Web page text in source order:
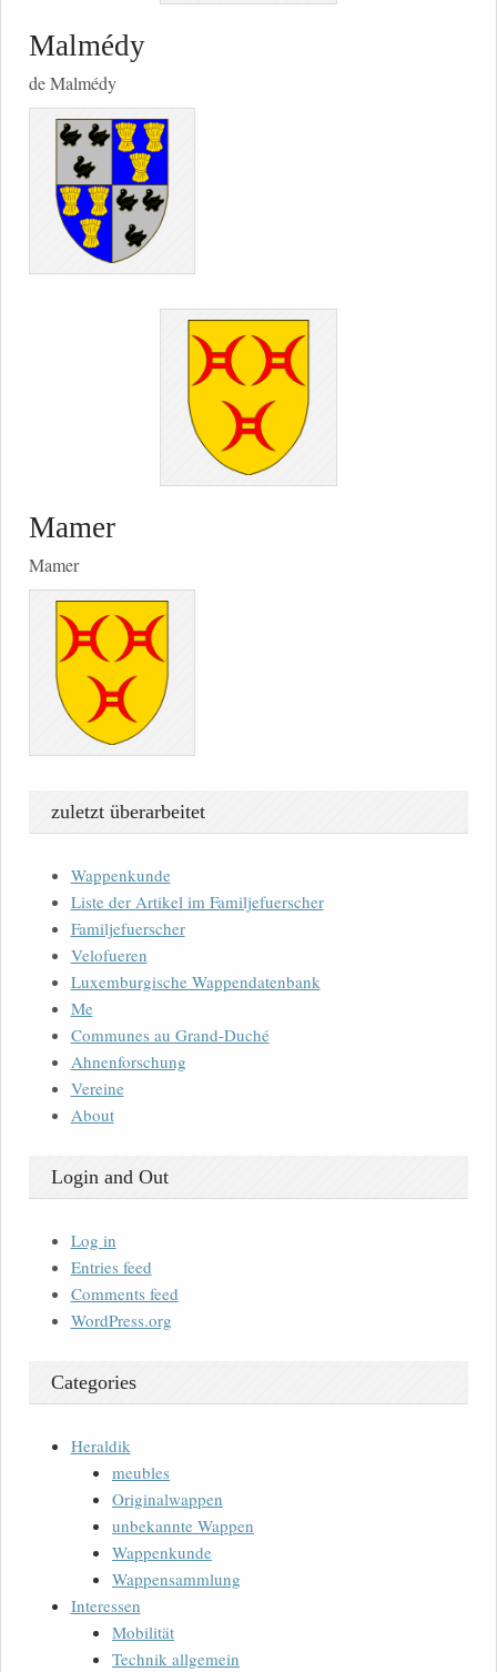
Malmédy
de Malmédy
Mamer
Mamer
zuletzt überarbeitet
Wappenkunde
Liste der Artikel im Familjefuerscher
Familjefuerscher
Velofueren
Luxemburgische Wappendatenbank
Me
Communes au Grand-Duché
Ahnenforschung
Vereine
About
Login and Out
Log in
Entries feed
Comments feed
WordPress.org
Categories
Heraldik
meubles
Originalwappen
unbekannte Wappen
Wappenkunde
Wappensammlung
Interessen
Mobilität
Technik allgemein